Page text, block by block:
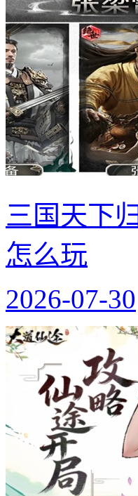
三国天下
怎么玩
2026-07-30